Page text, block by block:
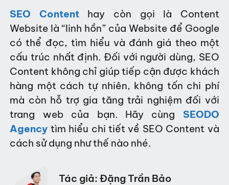
SEO Contenthay còn gọi là Content
Website là “linh hồn” của Website để Google
có thể đọc, tìm hiểu và đánh giá theo một
cấu trúc nhất định. Đối với người dùng, SEO
Content không chỉ giúp tiếp cận được khách
hàng một cách tự nhiên, không tốn chi phí
mà còn hỗ trợ gia tăng trải nghiệm đối với
trang web của bạn. Hãy cùng SEODO
Agency tìm hiểu chi tiết về SEO Content và
cách sử dụng như thế nào nhé.
Tác giả: Đặng Trần Bảo